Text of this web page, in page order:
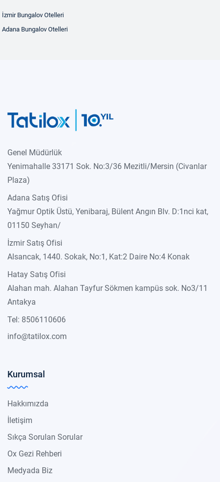
İzmir Bungalov Otelleri
Adana Bungalov Otelleri
Genel Müdürlük
Yenimahalle 33171 Sok. No:3/36 Mezitli/Mersin (Civanlar
Plaza)
Adana Satış Ofisi
Yağmur Optik Üstü, Yenibaraj, Bülent Angın Blv. D:1nci kat,
01150 Seyhan/
İzmir Satış Ofisi
Alsancak, 1440. Sokak, No:1, Kat:2 Daire No:4 Konak
Hatay Satış Ofisi
Alahan mah. Alahan Tayfur Sökmen kampüs sok. No3/11
Antakya
Tel: 8506110606
info@tatilox.com
Kurumsal
Hakkımızda
İletişim
Sıkça Sorulan Sorular
Ox Gezi Rehberi
Medyada Biz